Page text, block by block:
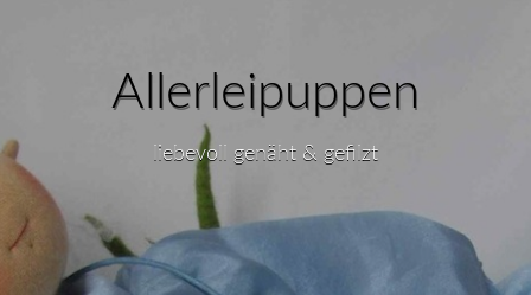
Allerleipuppen
liebevoll genäht & gefilzt